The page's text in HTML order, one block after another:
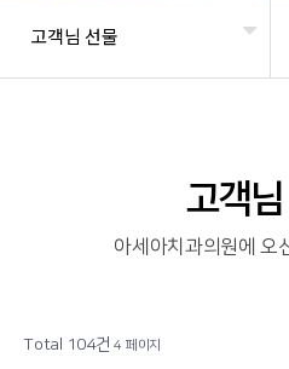
고객님 선물
고객
아세아치과의원에 오
Total 104건 4 페이지